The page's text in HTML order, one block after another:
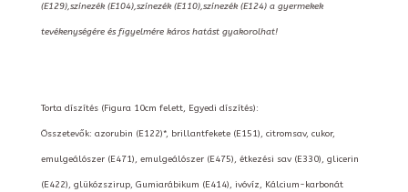
(E129),színezék (E104),színezék (E110),színezék (E124) a gyermekek
tevékenységére és figyelmére káros hatást gyakorolhat!
Torta díszítés (Figura 10cm felett, Egyedi díszítés):
Összetevők: azorubin (E122)*, brillantfekete (E151), citromsav, cukor,
emulgeálószer (E471), emulgeálószer (E475), étkezési sav (E330), glicerin
(E422), glükózszirup, Gumiarábikum (E414), ivóvíz, Kálcium-karbonát